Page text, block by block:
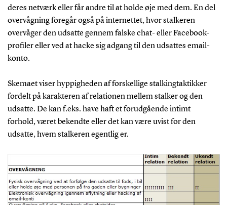
deres netværk eller får andre til at holde øje med dem. En del
overvågning foregår også på internettet, hvor stalkeren
overvåger den udsatte gennem falske chat- eller Facebook-
profiler eller ved at hacke sig adgang til den udsattes email-
konto.
Skemaet viser hyppigheden af forskellige stalkingtaktikker
fordelt på karakteren af relationen mellem stalker og den
udsatte. De kan f.eks. have haft et forudgående intimt
forhold, været bekendte eller det kan være uvist for den
udsatte, hvem stalkeren egentlig er.